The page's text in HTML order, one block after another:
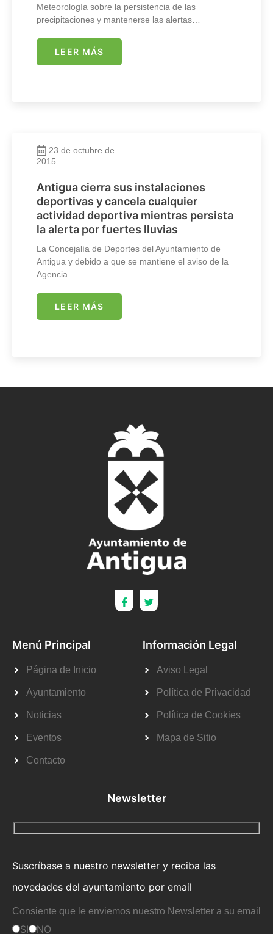
Meteorología sobre la persistencia de las
precipitaciones y mantenerse las alertas…
LEER MÁS
23 de octubre de
2015
Antigua cierra sus instalaciones
deportivas y cancela cualquier
actividad deportiva mientras persista
la alerta por fuertes lluvias
La Concejalía de Deportes del Ayuntamiento de
Antigua y debido a que se mantiene el aviso de la
Agencia…
LEER MÁS
Menú Principal
Página de Inicio
Ayuntamiento
Noticias
Eventos
Contacto
Información Legal
Aviso Legal
Política de Privacidad
Política de Cookies
Mapa de Sitio
Newsletter
Suscríbase a nuestro newsletter y reciba las
novedades del ayuntamiento por email
Consiente que le enviemos nuestro Newsletter a su email
SI NO